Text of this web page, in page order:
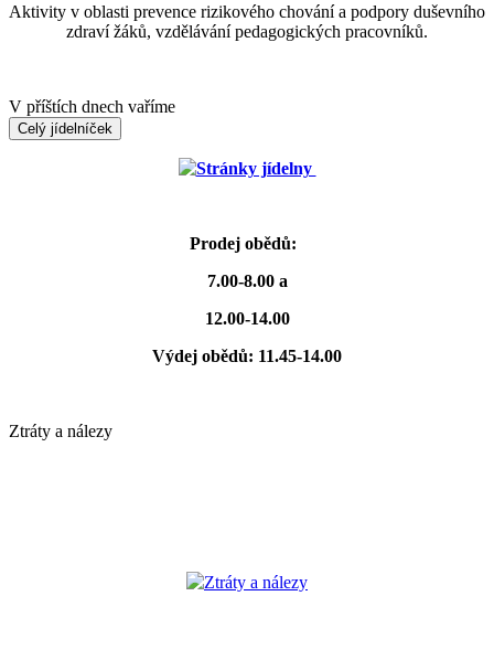
Aktivity v oblasti prevence rizikového chování a podpory duševního
zdraví žáků, vzdělávání pedagogických pracovníků.
V příštích dnech vaříme
Celý jídelníček
Stránky jídelny
Prodej obědů:
7.00-8.00 a
12.00-14.00
Výdej obědů: 11.45-14.00
Ztráty a nálezy
Ztráty a nálezy